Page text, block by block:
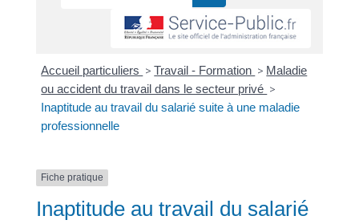
Accueil particuliers > Travail - Formation > Maladie
ou accident du travail dans le secteur privé >
Inaptitude au travail du salarié suite à une maladie
professionnelle
Fiche pratique
Inaptitude au travail du salarié